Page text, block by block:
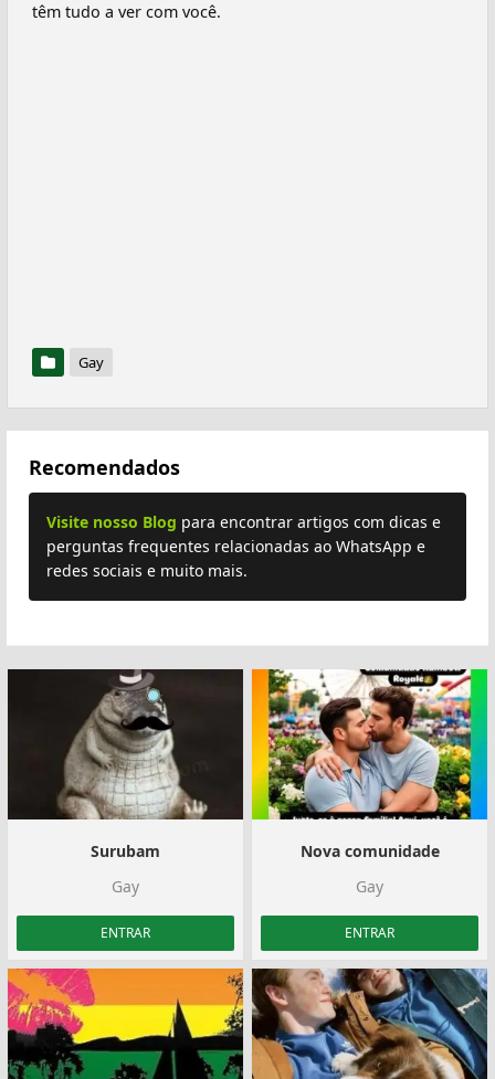
têm tudo a ver com você.
Gay
Recomendados
Visite nosso Blog para encontrar artigos com dicas e
perguntas frequentes relacionadas ao WhatsApp e
redes sociais e muito mais.
Surubam
Gay
ENTRAR
Nova comunidade
Gay
ENTRAR